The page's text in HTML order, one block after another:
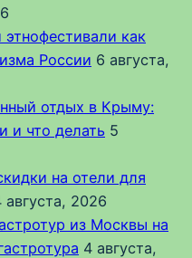
как
России 6 августа,
отдых в Крыму:
и что делать 5
на отели для
августа, 2026
из Москвы на
4 августа,